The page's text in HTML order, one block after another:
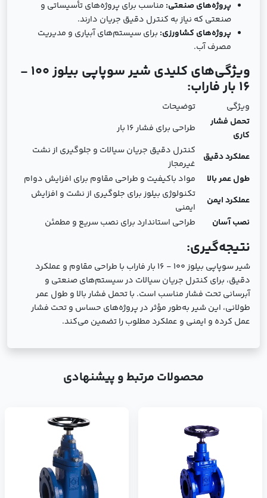
پروژه‌های صنعتی: مناسب برای پروژه‌های تأسیساتی و
صنعتی که نیاز به کنترل دقیق جریان دارند.
پروژه‌های کشاورزی: برای سیستم‌های آبیاری و مدیریت
مصرف آب.
ویژگی‌های کلیدی شیر سوپاپی بیلوز 100 -
16 بار فاراب:
ویژگی
توضیحات
تحمل فشار
کاری
طراحی برای فشار 16 بار
عملکرد دقیق
کنترل دقیق جریان سیالات و جلوگیری از نشت
غیرمجاز
طول عمر بالا
مواد باکیفیت و طراحی مقاوم برای افزایش دوام
عملکرد ایمن
تکنولوژی بیلوز برای جلوگیری از نشت و افزایش
ایمنی
نصب آسان
طراحی استاندارد برای نصب سریع و مطمئن
نتیجه‌گیری:
شیر سوپاپی بیلوز 100 - 16 بار فاراب با طراحی مقاوم و عملکرد
دقیق، برای کنترل جریان سیالات در سیستم‌های صنعتی و
آبرسانی تحت فشار مناسب است. با تحمل فشار بالا و طول عمر
طولانی، این شیر به‌طور مؤثر در پروژه‌های حساس و تحت فشار
عمل کرده و ایمنی و عملکرد مطلوب را تضمین می‌کند.
محصولات مرتبط و پیشنهادی